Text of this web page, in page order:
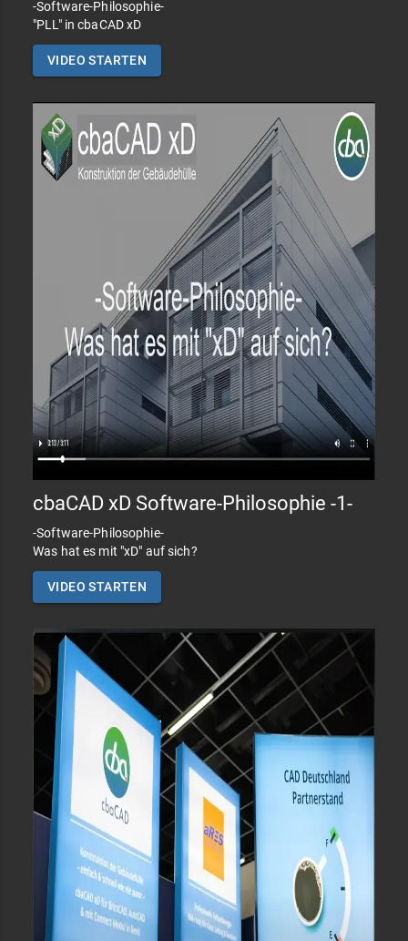
-Software-Philosophie-
"PLL" in cbaCAD xD
VIDEO STARTEN
cbaCAD xD Software-Philosophie -1-
-Software-Philosophie-
Was hat es mit "xD" auf sich?
VIDEO STARTEN